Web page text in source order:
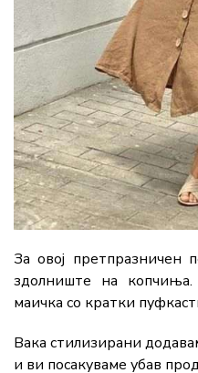
За овој претпразничен
здолниште на
маичка со кратки
Вака стилизирани
и ви посакуваме убав